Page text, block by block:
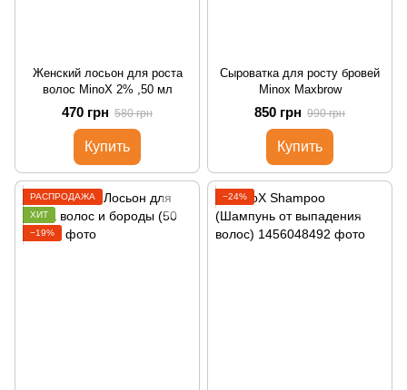
Женский лосьон для роста
волос MinoX 2% ,50 мл
470 грн 580 грн
Купить
Сыроватка для росту бровей
Minox Maxbrow
850 грн 990 грн
Купить
РАСПРОДАЖА
ХИТ
−19%
−24%